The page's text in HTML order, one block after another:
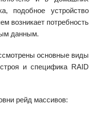
подобное устройство
возникает потребность
данным.
основные виды
и специфика RAID
рейд массивов: